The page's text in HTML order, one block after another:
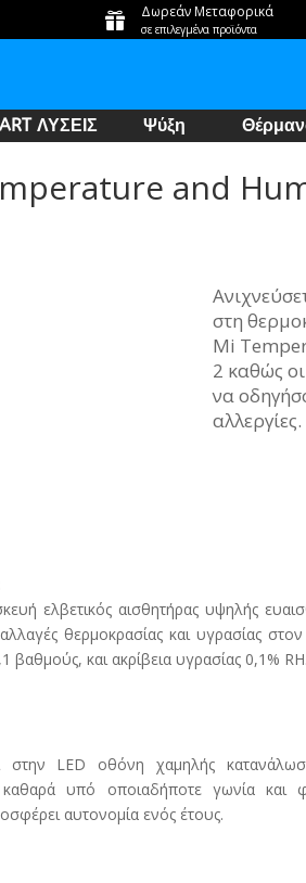
 Δωρεάν Μεταφορικά
σε επιλεγμένα προϊόντα
ΛΥΣΕΙΣ Ψύξη
and
στη
Mi
2 καθώς
να
αλλεργίες.
ελβετικός αισθητήρας υψηλής
θερμοκρασίας και υγρασίας
βαθμούς, και ακρίβεια υγρασίας 0,1% RH.
στην LED οθόνη χαμηλής
υπό οποιαδήποτε γωνία και
αυτονομία ενός έτους.